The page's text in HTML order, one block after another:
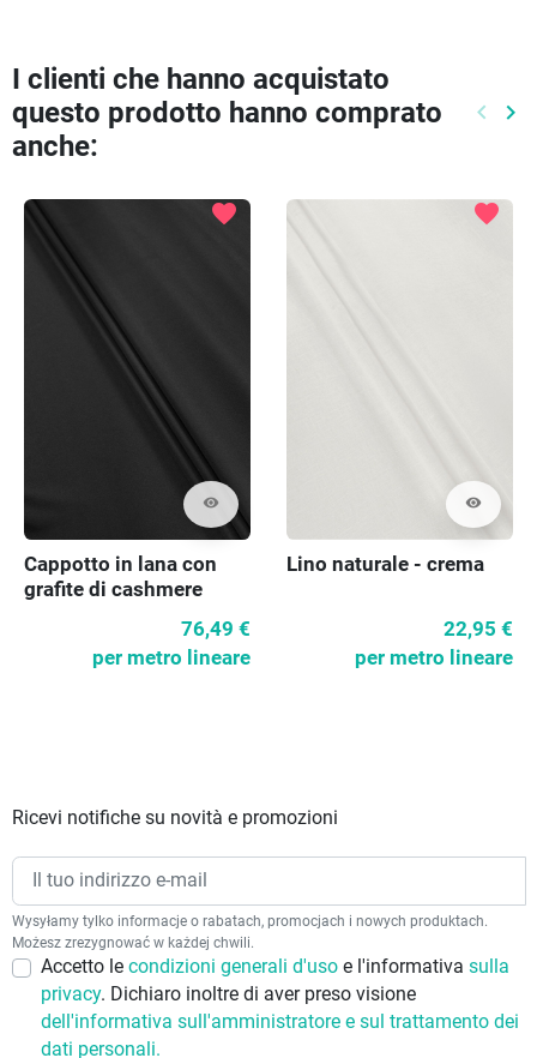
I clienti che hanno acquistato
questo prodotto hanno comprato
anche:
keyboard_arrow_left keyboard_arrow_right
visibility
favorite
Cappotto in lana con
grafite di cashmere
76,49 €
per metro lineare
visibility
favorite
Lino naturale - crema
22,95 €
per metro lineare
Ricevi notifiche su novità e promozioni
Wysyłamy tylko informacje o rabatach, promocjach i nowych produktach.
Możesz zrezygnować w każdej chwili.
Accetto le condizioni generali d'uso e l'informativa sulla
privacy. Dichiaro inoltre di aver preso visione
dell'informativa sull'amministratore e sul trattamento dei
dati personali.